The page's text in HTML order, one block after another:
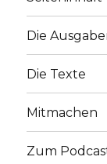
Die
Die Texte
Mitmachen
Zum